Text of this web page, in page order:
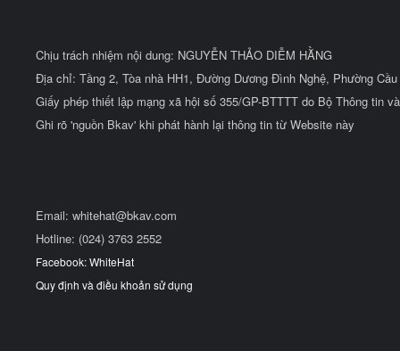
Chịu trách nhiệm nội dung: NGUYỄN THẢO DIỄM HẰNG
Địa chỉ: Tầng 2, Tòa nhà HH1, Đường Dương Đình Nghệ, Phường
Giấy phép thiết lập mạng xã hội số 355/GP-BTTTT do Bộ Thông tin
Ghi rõ 'nguồn Bkav' khi phát hành lại thông tin từ Website này
Email: whitehat@bkav.com
Hotline: (024) 3763 2552
Facebook: WhiteHat
Quy định và điều khoản sử dụng